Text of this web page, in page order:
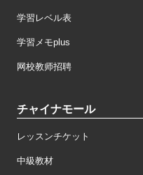
学習レベル表
学習メモplus
网校教师招聘
チャイナモール
レッスンチケット
中級教材